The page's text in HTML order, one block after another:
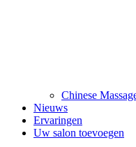
Chinese
Nieuws
Ervaringen
Uw salon toevoegen